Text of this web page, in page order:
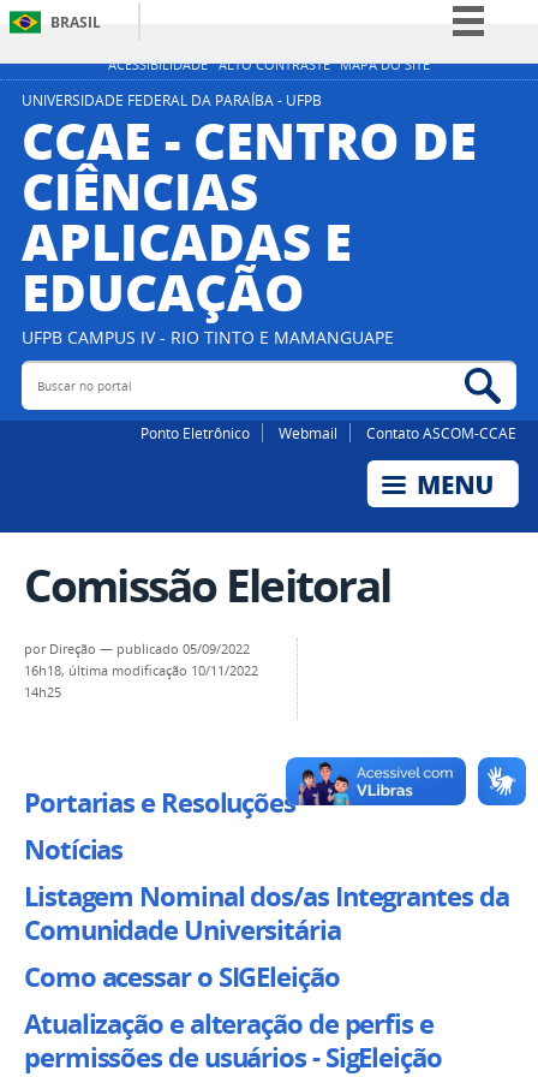
ACESSIBILIDADE ALTO CONTRASTE MAPA DO SITE
BRASIL
Simplifique!
Participe
UNIVERSIDADE FEDERAL DA PARAÍBA - UFPB
CCAE - CENTRO DE
CIÊNCIAS
APLICADAS E
EDUCAÇÃO
UFPB CAMPUS IV - RIO TINTO E MAMANGUAPE
Buscar no portal
Ponto Eletrônico Webmail Contato ASCOM-CCAE
Comissão Eleitoral
por Direção — publicado 05/09/2022
16h18, última modificação 10/11/2022
14h25
Portarias e Resoluções
Notícias
Listagem Nominal dos/as Integrantes da
Comunidade Universitária
Como acessar o SIGEleição
Atualização e alteração de perfis e
permissões de usuários - SigEleição